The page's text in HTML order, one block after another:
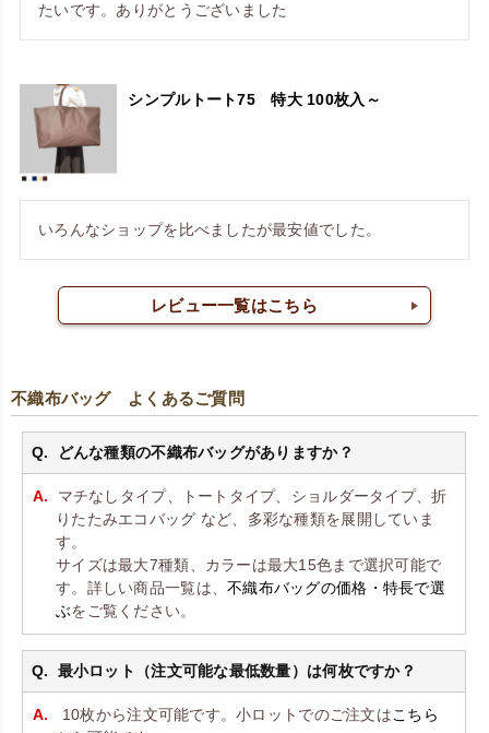
たいです。ありがとうございました
シンプルトート75 特大 100枚入～
いろんなショップを比べましたが最安値でした。
レビュー一覧はこちら
不織布バッグ よくあるご質問
どんな種類の不織布バッグがありますか？
マチなしタイプ、トートタイプ、ショルダータイプ、折
りたたみエコバッグ など、多彩な種類を展開していま
す。
サイズは最大7種類、カラーは最大15色まで選択可能で
す。詳しい商品一覧は、不織布バッグの価格・特長で選
ぶをご覧ください。
最小ロット（注文可能な最低数量）は何枚ですか？
10枚から注文可能です。小ロットでのご注文はこちら